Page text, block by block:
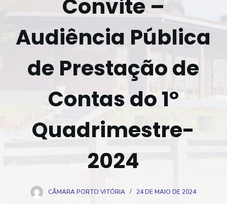
Convite –
Audiência Pública
de Prestação de
Contas do 1º
Quadrimestre-
2024
CÂMARA PORTO VITÓRIA 24 DE MAIO DE 2024